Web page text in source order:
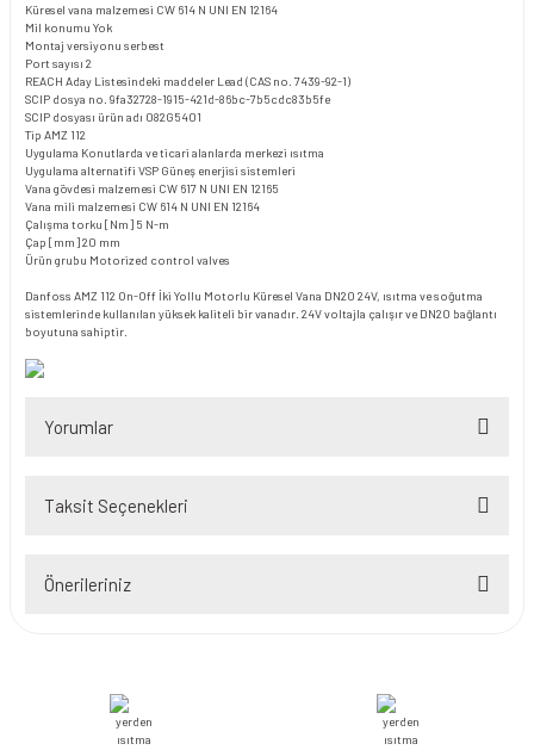
Küresel vana malzemesi CW 614 N UNI EN 12164
Mil konumu Yok
Montaj versiyonu serbest
Port sayısı 2
REACH Aday Listesindeki maddeler Lead (CAS no. 7439-92-1)
SCIP dosya no. 9fa32728-1915-421d-86bc-7b5cdc83b5fe
SCIP dosyası ürün adı 082G5401
Tip AMZ 112
Uygulama Konutlarda ve ticari alanlarda merkezi ısıtma
Uygulama alternatifi VSP Güneş enerjisi sistemleri
Vana gövdesi malzemesi CW 617 N UNI EN 12165
Vana mili malzemesi CW 614 N UNI EN 12164
Çalışma torku [Nm] 5 N-m
Çap [mm]20 mm
Ürün grubu Motorized control valves
Danfoss AMZ 112 On-Off İki Yollu Motorlu Küresel Vana DN20 24V, ısıtma ve soğutma
sistemlerinde kullanılan yüksek kaliteli bir vanadır. 24V voltajla çalışır ve DN20 bağlantı
boyutuna sahiptir.
Yorumlar
Taksit Seçenekleri
Önerileriniz
iletebilirsiniz.
Görüş ve önerileriniz için teşekkür ederiz.